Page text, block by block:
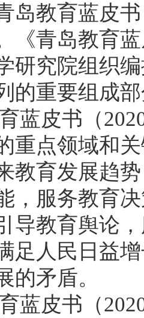
教育蓝皮书
《青岛教育
研究院组织
的重要组成
蓝皮书（
重点领域和
教育发展趋
，服务教育
导教育舆论
足人民日益
的矛盾。
蓝皮书（